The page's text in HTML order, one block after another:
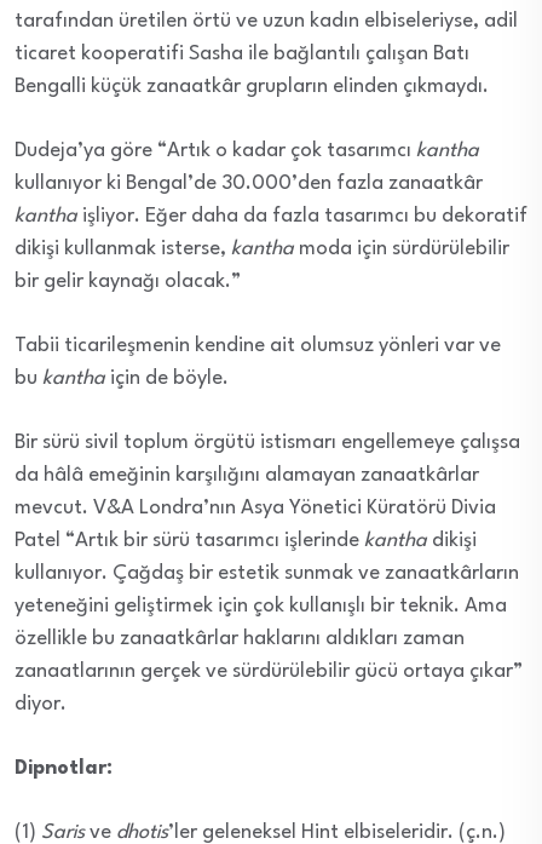
tarafından üretilen örtü ve uzun kadın elbiseleriyse, adil
ticaret kooperatifi Sasha ile bağlantılı çalışan Batı
Bengalli küçük zanaatkâr grupların elinden çıkmaydı.
Dudeja’ya göre “Artık o kadar çok tasarımcı kantha
kullanıyor ki Bengal’de 30.000’den fazla zanaatkâr
kantha işliyor. Eğer daha da fazla tasarımcı bu dekoratif
dikişi kullanmak isterse, kantha moda için sürdürülebilir
bir gelir kaynağı olacak.”
Tabii ticarileşmenin kendine ait olumsuz yönleri var ve
bu kantha için de böyle.
Bir sürü sivil toplum örgütü istismarı engellemeye çalışsa
da hâlâ emeğinin karşılığını alamayan zanaatkârlar
mevcut. V&A Londra’nın Asya Yönetici Küratörü Divia
Patel “Artık bir sürü tasarımcı işlerinde kantha dikişi
kullanıyor. Çağdaş bir estetik sunmak ve zanaatkârların
yeteneğini geliştirmek için çok kullanışlı bir teknik. Ama
özellikle bu zanaatkârlar haklarını aldıkları zaman
zanaatlarının gerçek ve sürdürülebilir gücü ortaya çıkar”
diyor.
Dipnotlar:
(1) Sarisve dhotis’ler geleneksel Hint elbiseleridir. (ç.n.)